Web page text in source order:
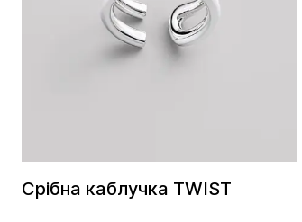
Срібна каблучка TWIST